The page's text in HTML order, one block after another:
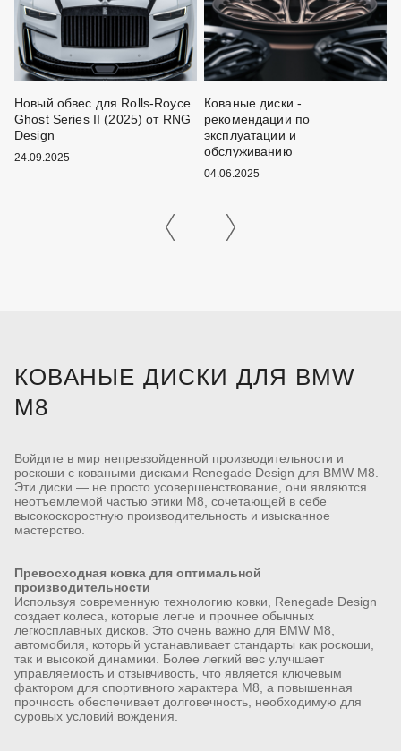
Новый обвес для Rolls-Royce
Ghost Series II (2025) от RNG
Design
24.09.2025
Кованые диски -
рекомендации по
эксплуатации и
обслуживанию
04.06.2025
КОВАНЫЕ ДИСКИ ДЛЯ BMW
M8
Войдите в мир непревзойденной производительности и
роскоши с коваными дисками Renegade Design для BMW M8.
Эти диски — не просто усовершенствование, они являются
неотъемлемой частью этики M8, сочетающей в себе
высокоскоростную производительность и изысканное
мастерство.
Превосходная ковка для оптимальной
производительности
Используя современную технологию ковки, Renegade Design
создает колеса, которые легче и прочнее обычных
легкосплавных дисков. Это очень важно для BMW M8,
автомобиля, который устанавливает стандарты как роскоши,
так и высокой динамики. Более легкий вес улучшает
управляемость и отзывчивость, что является ключевым
фактором для спортивного характера M8, а повышенная
прочность обеспечивает долговечность, необходимую для
суровых условий вождения.